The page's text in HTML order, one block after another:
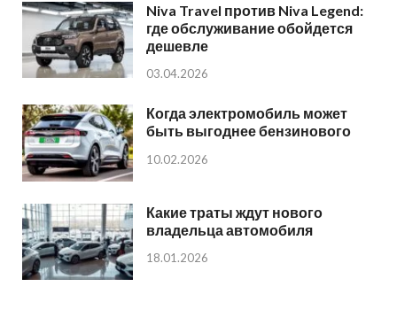
Niva Travel против Niva Legend:
где обслуживание обойдется
дешевле
03.04.2026
Когда электромобиль может
быть выгоднее бензинового
10.02.2026
Какие траты ждут нового
владельца автомобиля
18.01.2026